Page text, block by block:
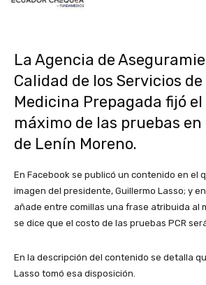
La Agencia de
Calidad de los Servicios
Medicina Prepagada fijó
máximo de las pruebas en
de Lenín Moreno.
En Facebook se publicó un contenido en el
imagen del presidente, Guillermo Lasso; y
añade entre comillas una frase atribuida al
se dice que el costo de las pruebas PCR
En la descripción del contenido se detalla
Lasso tomó esa disposición.